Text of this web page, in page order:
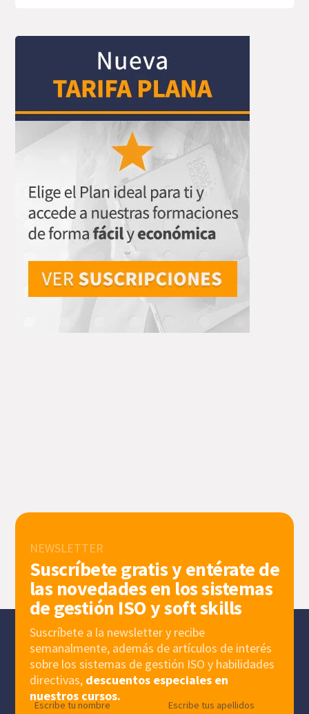
NEWSLETTER
Suscríbete gratis y entérate de
las novedades en los sistemas
de gestión ISO y soft skills
Suscríbete a la newsletter y recibe
semanalmente, además de artículos de interés
sobre los sistemas de gestión ISO y habilidades
directivas, descuentos especiales en
nuestros cursos.